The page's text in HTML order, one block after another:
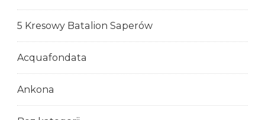
5 Kresowy Batalion Saperów
Acquafondata
Ankona